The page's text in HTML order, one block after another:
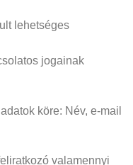
lehetséges
jogainak
köre: Név, e-mail
valamennyi